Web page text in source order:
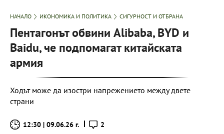
НАЧАЛО ИКОНОМИКА И ПОЛИТИКА СИГУРНОСТ И ОТБРАНА
Пентагонът обвини Alibaba, BYD и
Baidu, че подпомагат китайската
армия
Ходът може да изостри напрежението между двете
страни
12:30 | 09.06.26 г. 2